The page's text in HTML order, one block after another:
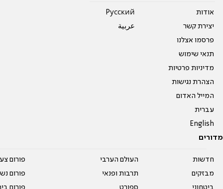
אודות
יצירת קשר
פרסמו אצלנו
תנאי שימוש
מדיניות פרטיות
הצהרת נגישות
המייל האדום
עברית
English
Pусский
عربية
מדורים
חדשות
מבזקים
ביטחוני
העולם הערבי
תרבות ופנאי
ספורט
פורום
פורום
פורום